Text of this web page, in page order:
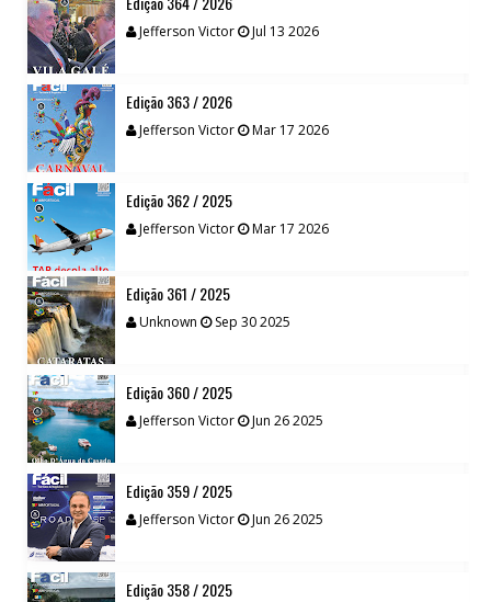
Jefferson Victor Jul 13 2026
Edição 363 / 2026
Jefferson Victor Mar 17 2026
Edição 362 / 2025
Jefferson Victor Mar 17 2026
Edição 361 / 2025
Unknown Sep 30 2025
Edição 360 / 2025
Jefferson Victor Jun 26 2025
Edição 359 / 2025
Jefferson Victor Jun 26 2025
Edição 358 / 2025